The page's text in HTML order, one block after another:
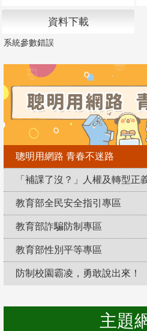
資料下載
系統參數錯誤
聰明用網路 青春不迷路
「補課了沒？」人權及轉型正
教育部全民安全指引專區
教育部詐騙防制專區
教育部性別平等專區
防制校園霸凌，勇敢說出來！
主題